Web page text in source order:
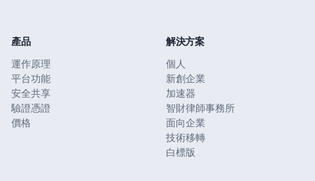
產品
運作原理
平台功能
安全共享
驗證憑證
價格
解決方案
個人
新創企業
加速器
智財律師事務所
面向企業
技術移轉
白標版